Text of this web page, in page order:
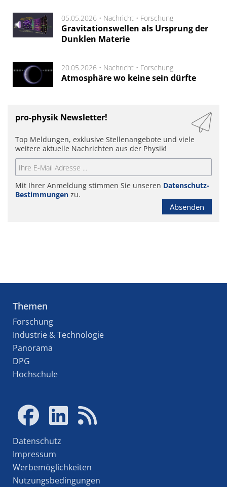
05.05.2026 • Nachricht • Forschung
Gravitationswellen als Ursprung der
Dunklen Materie
20.05.2026 • Nachricht • Forschung
Atmosphäre wo keine sein dürfte
pro-physik Newsletter!
Top Meldungen, exklusive Stellenangebote und viele
weitere aktuelle Nachrichten aus der Physik!
Mit Ihrer Anmeldung stimmen Sie unseren Datenschutz-
Bestimmungen zu.
Absenden
Themen
Forschung
Industrie & Technologie
Panorama
DPG
Hochschule
Datenschutz
Impressum
Werbemöglichkeiten
Nutzungsbedingungen